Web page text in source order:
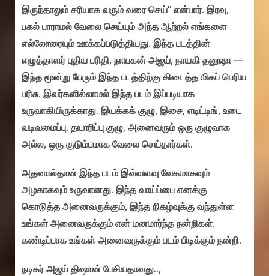
இருந்தாலும் சரியாக வரும் வரை செய்” என்பார். இரவு,
பகல் பாராமல் வேலை செய்யும் அந்த ஆற்றல் எங்களை
எல்லோரையும் ஊக்கப்படுத்தியது. இந்த படத்தின்
எழுத்தாளர் புதிய பரிதி, நாயகன் அஜய், நாயகி தனுஷா —
இந்த மூன்று பேரும் இந்த படத்திற்கு கிடைத்த மிகப் பெரிய
பரிசு. இவர்களில்லாமல் இந்த படம் இப்படியாக
உருவாகியிருக்காது. இயக்கக் குழு, இசை, எடிட்டிங், உடை
வடிவமைப்பு, தயாரிப்பு குழு, அனைவரும் ஒரு குழுவாக
அல்ல, ஒரு குடும்பமாக வேலை செய்தார்கள்.
அதனால்தான் இந்த படம் இவ்வளவு வேகமாகவும்
அழகாகவும் உருவானது. இந்த வாய்ப்பை எனக்கு
கொடுத்த அனைவருக்கும், இந்த நிகழ்வுக்கு வந்துள்ள
உங்கள் அனைவருக்கும் என் மனமார்ந்த நன்றிகள்.
கண்டிப்பாக உங்கள் அனைவருக்கும் படம் பிடிக்கும் நன்றி.
நடிகர் அஜய் திஷான் பேசியதாவது..,